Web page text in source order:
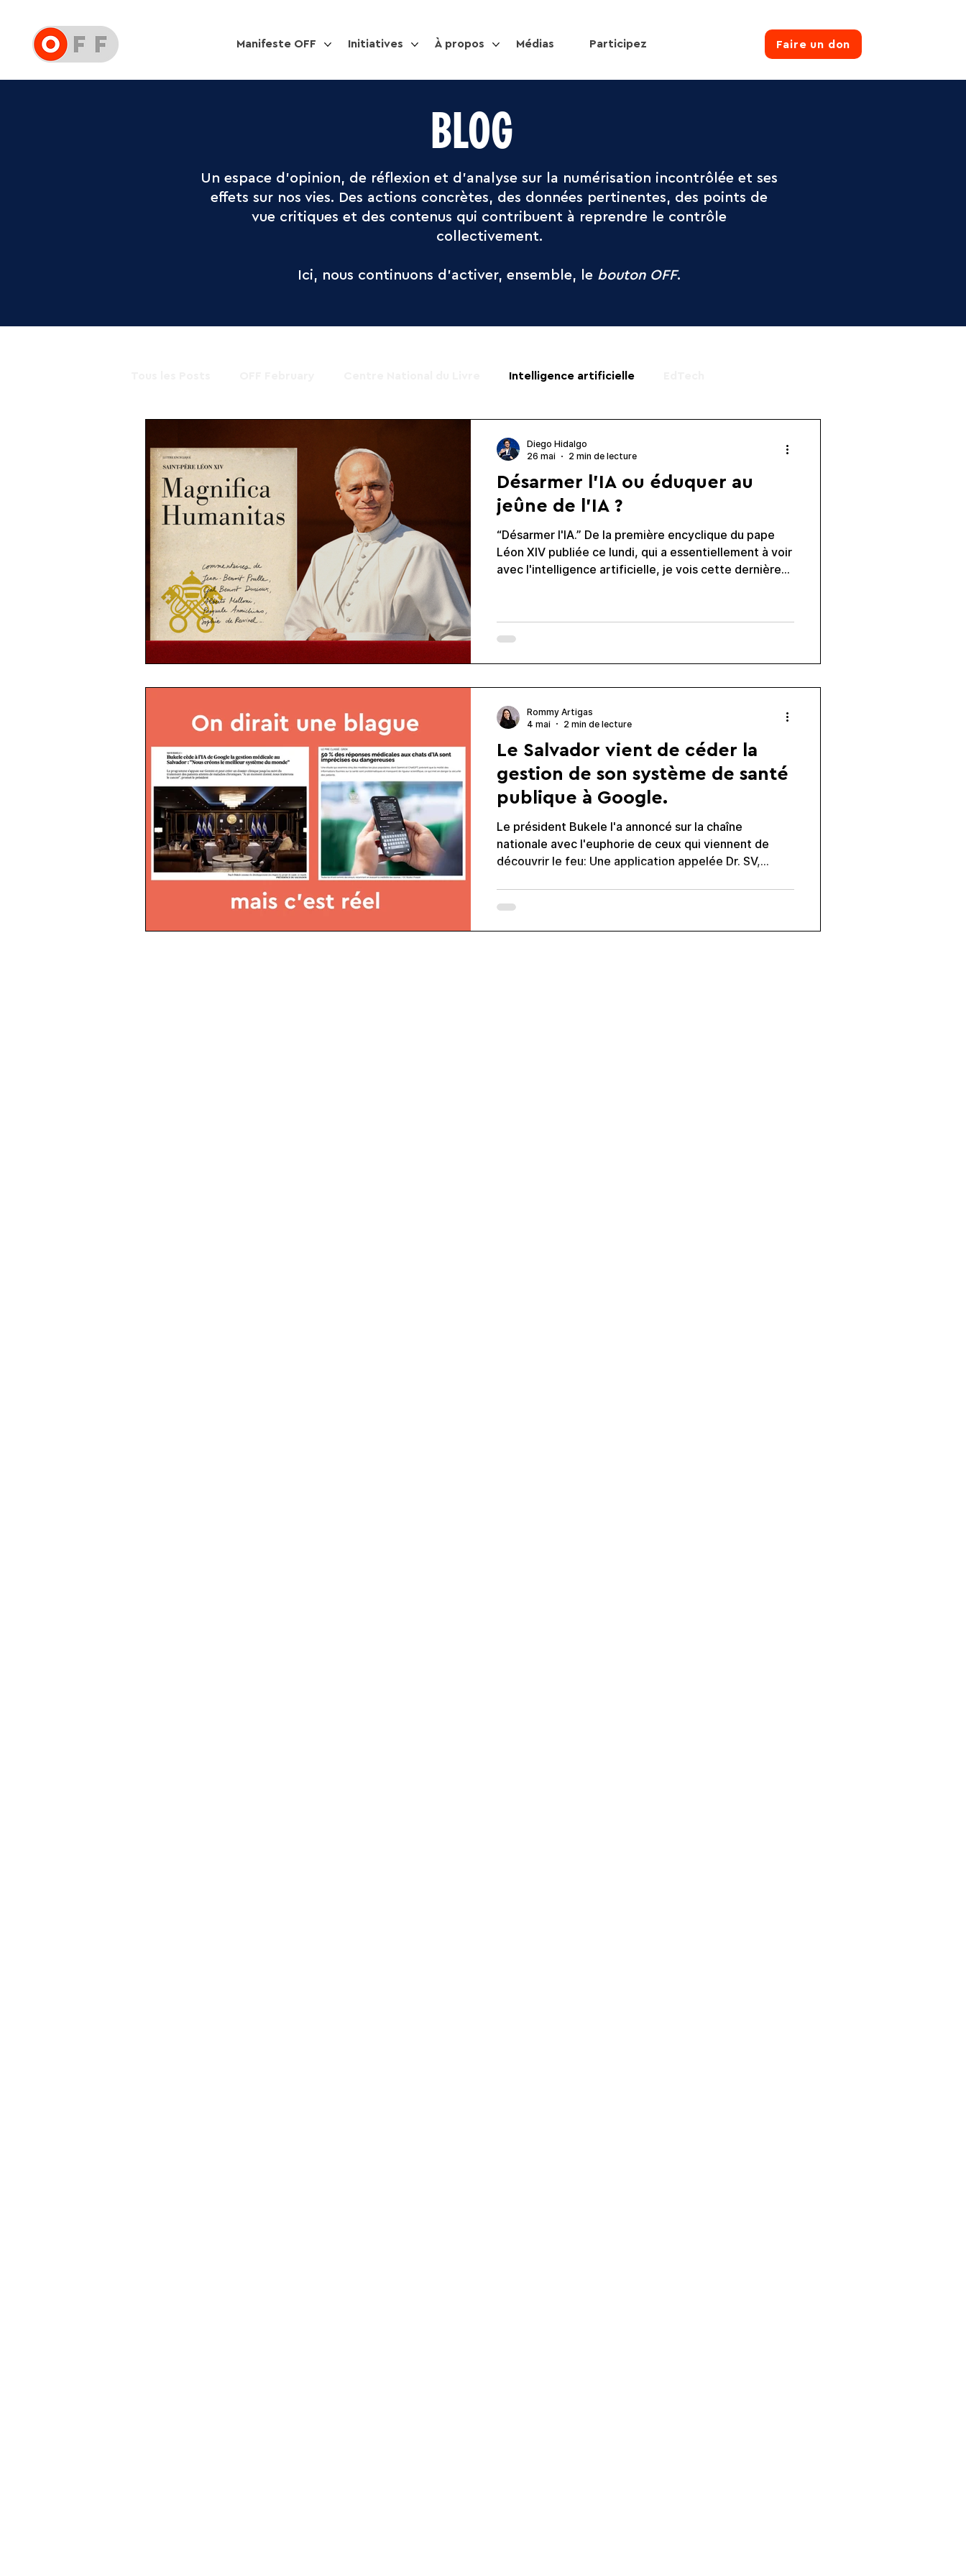
Manifeste OFF Initiatives À propos Médias Participez Faire un don
BLOG
Un espace d’opinion, de réflexion et d’analyse sur la numérisation incontrôlée et ses
effets sur nos vies. Des actions concrètes, des données pertinentes, des points de
vue critiques et des contenus qui contribuent à reprendre le contrôle
collectivement.
Ici, nous continuons d’activer, ensemble, le bouton OFF.
Intelligence artificielle
Désarmer l'IA ou éduquer au
jeûne de l'IA ?
“Désarmer l'IA.” De la première encyclique du pape
Léon XIV publiée ce lundi, qui a essentiellement à voir
avec l'intelligence artificielle, je vois cette dernière
algorithmes, souvent sans le savoir, En una era en la
que nos alimentamos cada vez más de lo que
Diego Hidalgo
26 mai
2 min de lecture
Le Salvador vient de céder la
gestion de son système de santé
publique à Google.
Le président Bukele l'a annoncé sur la chaîne
nationale avec l'euphorie de ceux qui viennent de
découvrir le feu: Une application appelée Dr. SV,
pour les maladies chroniques et, Bukele promet, que
"à un moment donné, nous traiterons le cancer".
Rommy Artigas
4 mai
2 min de lecture